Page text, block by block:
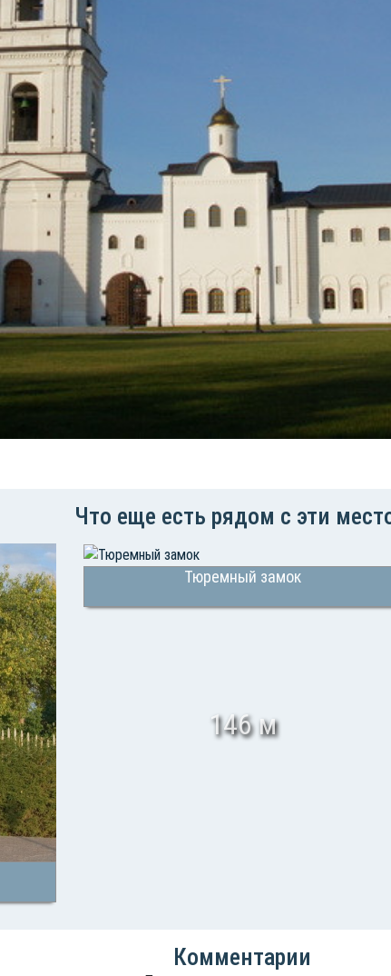
Что еще есть рядом с эти
Тюремный замок
146 м
Комментарии